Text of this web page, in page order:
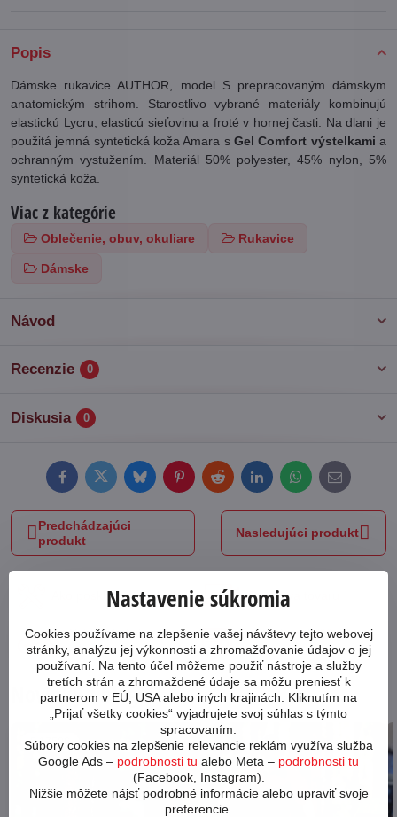
Popis
Dámske rukavice AUTHOR, model S prepracovaným dámskym
anatomickým strihom. Starostlivo vybrané materiály kombinujú
elastickú Lycru, elasticú sieťovinu a froté v hornej časti. Na dlani je
použitá jemná syntetická koža Amara s Gel Comfort výstelkami a
ochranným vystužením. Materiál 50% polyester, 45% nylon, 5%
syntetická koža.
Viac z kategórie
Oblečenie, obuv, okuliare Rukavice
Dámske
Návod
Recenzie 0
Diskusia 0
Novinky z blogu
17506
FacebookTwitterBlueskyPinterestRedditLinkedInWhatsApp
E-
mail
Predchádzajúci
produkt
Nasledujúci produkt
Ako poskladať bicykel? Preprava tovaru
Aký bicykel si
vybrať?
Garancia najnižšej
ceny
Nastavenie súkromia
Cookies používame na zlepšenie vašej návštevy tejto webovej
stránky, analýzu jej výkonnosti a zhromažďovanie údajov o jej
používaní. Na tento účel môžeme použiť nástroje a služby
tretích strán a zhromaždené údaje sa môžu preniesť k
partnerom v EÚ, USA alebo iných krajinách. Kliknutím na
„Prijať všetky cookies“ vyjadrujete svoj súhlas s týmto
spracovaním.
Súbory cookies na zlepšenie relevancie reklám využíva služba
Google Ads – podrobnosti tu alebo Meta – podrobnosti tu
(Facebook, Instagram).
Nižšie môžete nájsť podrobné informácie alebo upraviť svoje
preferencie.